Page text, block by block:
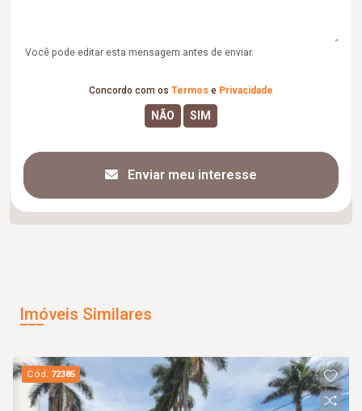
Você pode editar esta mensagem antes de enviar.
Concordo com os Termos e Privacidade
Enviar meu interesse
Imóveis Similares
Cód. 72385